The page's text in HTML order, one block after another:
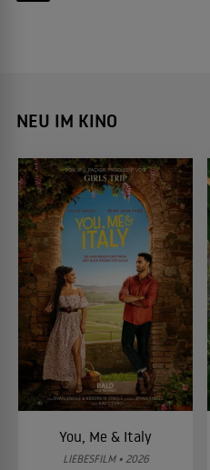
NEU IM KINO
You, Me & Italy
LIEBESFILM • 2026